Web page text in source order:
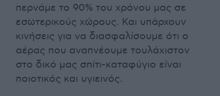
περνάμε το 90% του χρόνου μας σε
εσωτερικούς χώρους. Και υπάρχουν
κινήσεις για να διασφαλίσουμε ότι ο
αέρας που αναπνέουμε τουλάχιστον
στο δικό μας σπίτι-καταφύγιο είναι
ποιοτικός και υγιεινός.